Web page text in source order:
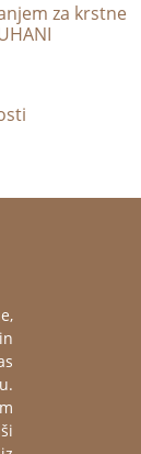
za krstne